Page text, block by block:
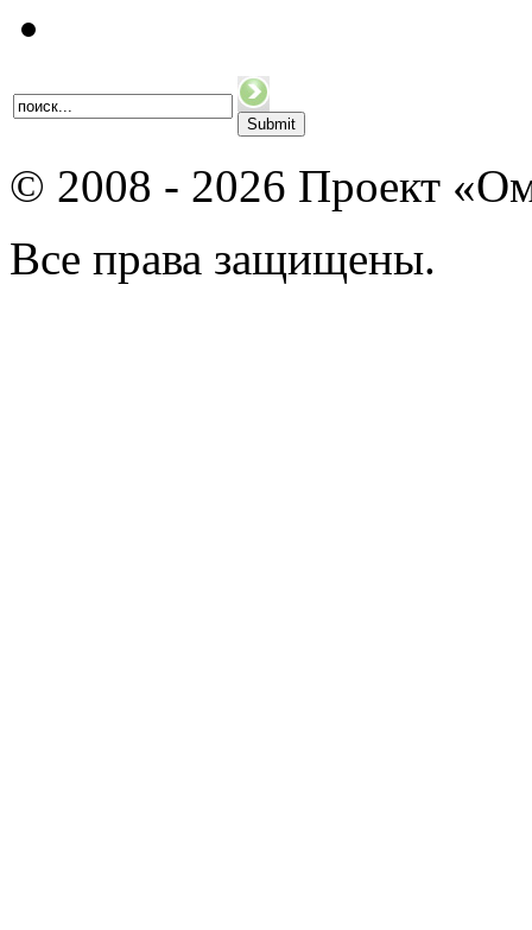
© 2008 - 2026 Проект
Все права защищены.